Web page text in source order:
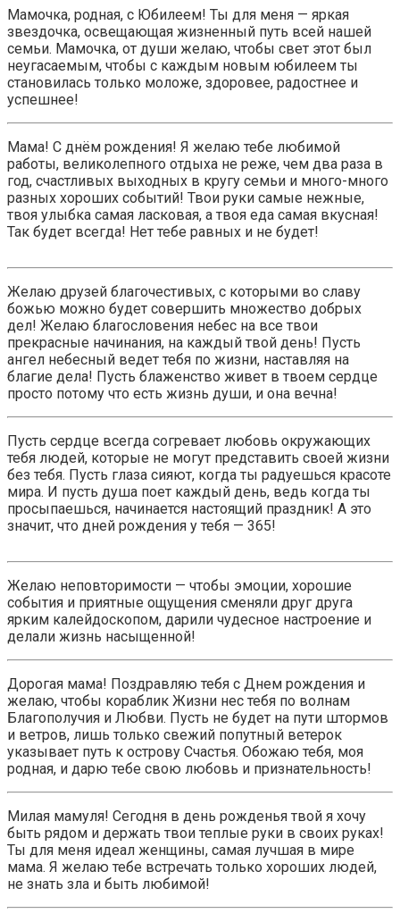
Мамочка, родная, с Юбилеем! Ты для меня — яркая
звездочка, освещающая жизненный путь всей нашей
семьи. Мамочка, от души желаю, чтобы свет этот был
неугасаемым, чтобы с каждым новым юбилеем ты
становилась только моложе, здоровее, радостнее и
успешнее!
Мама! С днём рождения! Я желаю тебе любимой
работы, великолепного отдыха не реже, чем два раза в
год, счастливых выходных в кругу семьи и много-много
разных хороших событий! Твои руки самые нежные,
твоя улыбка самая ласковая, а твоя еда самая вкусная!
Так будет всегда! Нет тебе равных и не будет!
Желаю друзей благочестивых, с которыми во славу
божью можно будет совершить множество добрых
дел! Желаю благословения небес на все твои
прекрасные начинания, на каждый твой день! Пусть
ангел небесный ведет тебя по жизни, наставляя на
благие дела! Пусть блаженство живет в твоем сердце
просто потому что есть жизнь души, и она вечна!
Пусть сердце всегда согревает любовь окружающих
тебя людей, которые не могут представить своей жизни
без тебя. Пусть глаза сияют, когда ты радуешься красоте
мира. И пусть душа поет каждый день, ведь когда ты
просыпаешься, начинается настоящий праздник! А это
значит, что дней рождения у тебя — 365!
Желаю неповторимости — чтобы эмоции, хорошие
события и приятные ощущения сменяли друг друга
ярким калейдоскопом, дарили чудесное настроение и
делали жизнь насыщенной!
Дорогая мама! Поздравляю тебя с Днем рождения и
желаю, чтобы кораблик Жизни нес тебя по волнам
Благополучия и Любви. Пусть не будет на пути штормов
и ветров, лишь только свежий попутный ветерок
указывает путь к острову Счастья. Обожаю тебя, моя
родная, и дарю тебе свою любовь и признательность!
Милая мамуля! Сегодня в день рожденья твой я хочу
быть рядом и держать твои теплые руки в своих руках!
Ты для меня идеал женщины, самая лучшая в мире
мама. Я желаю тебе встречать только хороших людей,
не знать зла и быть любимой!